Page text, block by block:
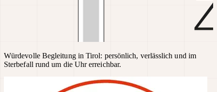
Würdevolle Begleitung in Tirol: persönlich, verlässlich und im
Sterbefall rund um die Uhr erreichbar.